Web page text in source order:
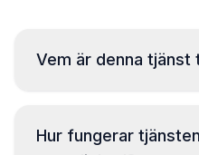
Vem är denna tjänst
fordonsägare som har
Missbruk är strängt
Hur fungerar